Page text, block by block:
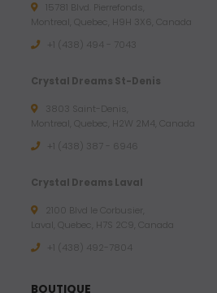
15781 Blvd. Pierrefonds,
Montreal, Quebec, H9H 3X6, Canada
+1 (438) 494 - 7043
Crystal Dreams St-Denis
3803 Saint-Denis,
Montreal, Quebec, H2W 2M4, Canada
+1 (438) 387 - 6946
Crystal Dreams Laval
2100 Blvd le Corbusier,
Laval, Quebec, H7S 2C9, Canada
+1 ‪(438) 492-7804‬
BOUTIQUE